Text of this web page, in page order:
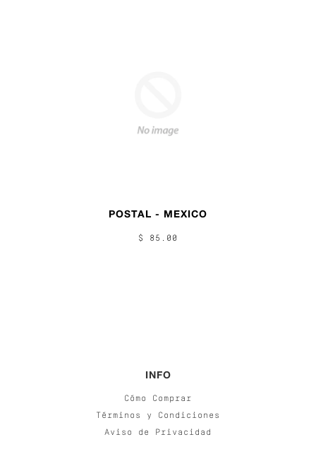
POSTAL - MEXICO
$ 85.00
INFO
Cómo Comprar
Términos y Condiciones
Aviso de Privacidad